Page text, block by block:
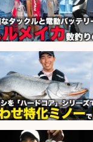
ら車5分/お魚のカッ
業務/残業少なめ×車
べる/鹿児島県/志布
会社名 株式会社ホッ
日払いOKで即日収
「広島市佐伯区」「
日払いOK!広島市佐